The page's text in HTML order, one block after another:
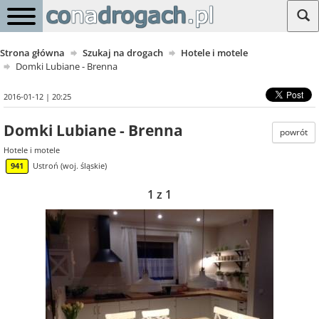
Strona główna Szukaj na drogach
Hotele i motele
Domki Lubiane - Brenna
2016-01-12 | 20:25
powrót
Domki Lubiane - Brenna
Hotele i motele
941
Ustroń (woj. śląskie)
1 z 1